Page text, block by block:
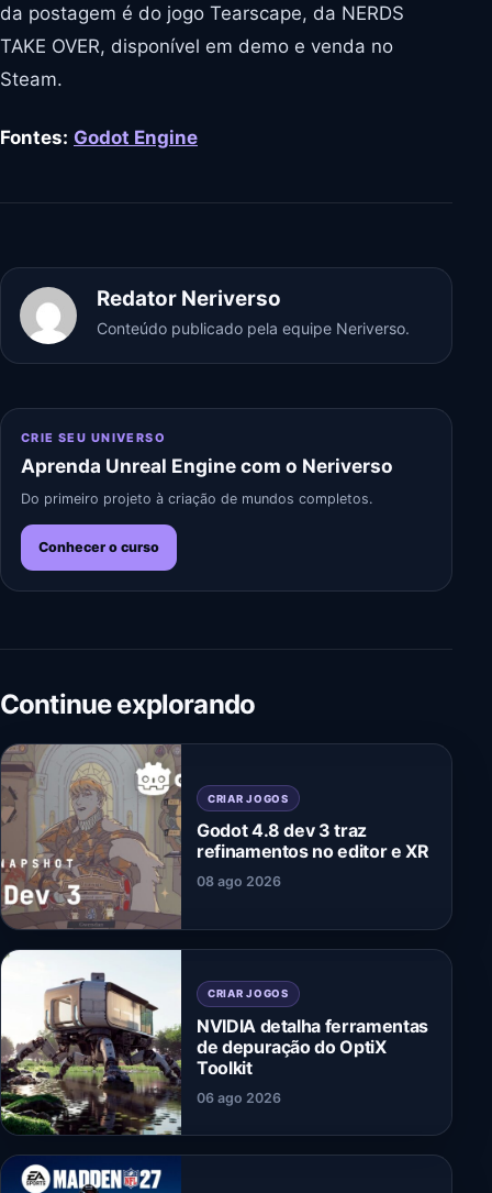
da postagem é do jogo Tearscape, da NERDS
TAKE OVER, disponível em demo e venda no
Steam.
Fontes: Godot Engine
Redator Neriverso
Conteúdo publicado pela equipe Neriverso.
CRIE SEU UNIVERSO
Aprenda Unreal Engine com o Neriverso
Do primeiro projeto à criação de mundos completos.
Conhecer o curso
Continue explorando
CRIAR JOGOS
Godot 4.8 dev 3 traz
refinamentos no editor e XR
08 ago 2026
CRIAR JOGOS
NVIDIA detalha ferramentas
de depuração do OptiX
Toolkit
06 ago 2026